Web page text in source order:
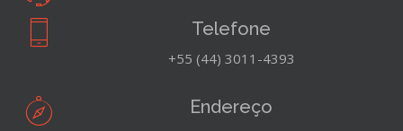
Telefone
+55 (44) 3011-4393
Endereço